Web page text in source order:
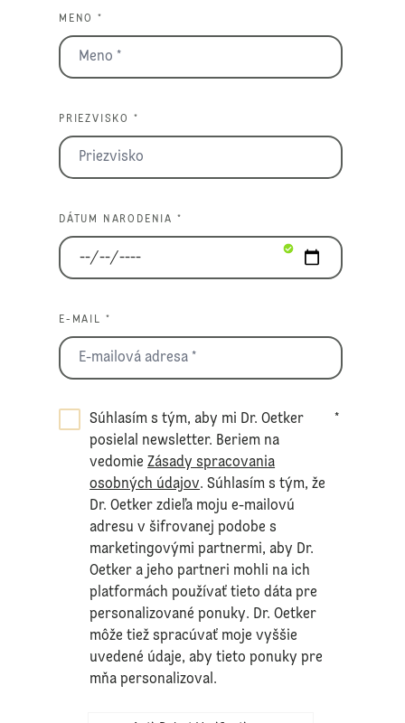
MENO *
PRIEZVISKO *
DÁTUM NARODENIA *
E-MAIL *
Súhlasím s tým, aby mi Dr. Oetker
posielal newsletter. Beriem na
vedomieZásady spracovania
osobných údajov. Súhlasím s tým, že
Dr. Oetker zdieľa moju e-mailovú
adresu v šifrovanej podobe s
marketingovými partnermi, aby Dr.
Oetker a jeho partneri mohli na ich
platformách používať tieto dáta pre
personalizované ponuky. Dr. Oetker
môže tiež spracúvať moje vyššie
uvedené údaje, aby tieto ponuky pre
mňa personalizoval.
*